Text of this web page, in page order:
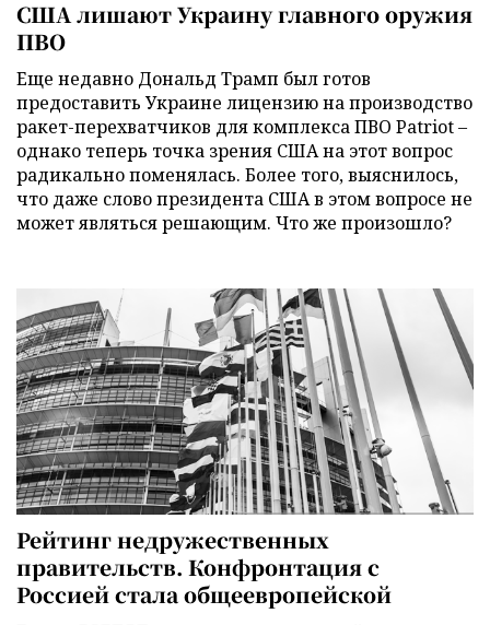
США лишают Украину главного оружия
ПВО
Еще недавно Дональд Трамп был готов
предоставить Украине лицензию на производство
ракет-перехватчиков для комплекса ПВО Patriot –
однако теперь точка зрения США на этот вопрос
радикально поменялась. Более того, выяснилось,
что даже слово президента США в этом вопросе не
может являться решающим. Что же произошло?
Рейтинг недружественных
правительств. Конфронтация с
Россией стала общеевропейской